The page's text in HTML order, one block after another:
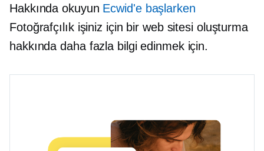
Hakkında okuyun Ecwid'e başlarken
Fotoğrafçılık işiniz için bir web sitesi oluşturma
hakkında daha fazla bilgi edinmek için.